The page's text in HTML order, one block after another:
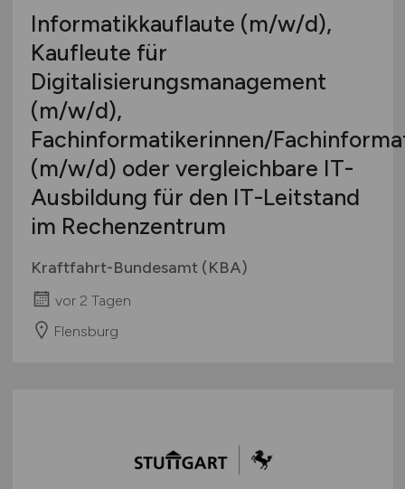
Informatikkauflaute (m/w/d),
Kaufleute für
Digitalisierungsmanagement
(m/w/d),
Fachinformatikerinnen/
(m/w/d) oder vergleichbare IT-
Ausbildung für den IT-Leitstand
im Rechenzentrum
Kraftfahrt-Bundesamt (KBA)
vor 2 Tagen
Flensburg